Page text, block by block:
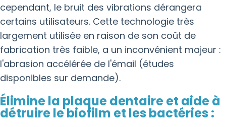
cependant, le bruit des vibrations dérangera
certains utilisateurs. Cette technologie très
largement utilisée en raison de son coût de
fabrication très faible, a un inconvénient majeur :
l'abrasion accélérée de l'émail (études
disponibles sur demande).
Élimine la plaque dentaire et aide à
détruire le biofilm et les bactéries :